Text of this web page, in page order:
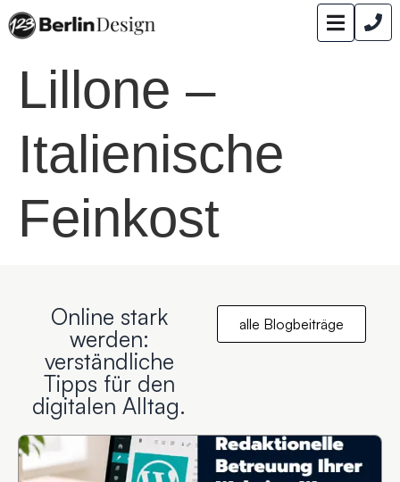
Lillone –
Italienische
Feinkost
Online stark
werden:
verständliche
Tipps für den
digitalen Alltag.
alle Blogbeiträge